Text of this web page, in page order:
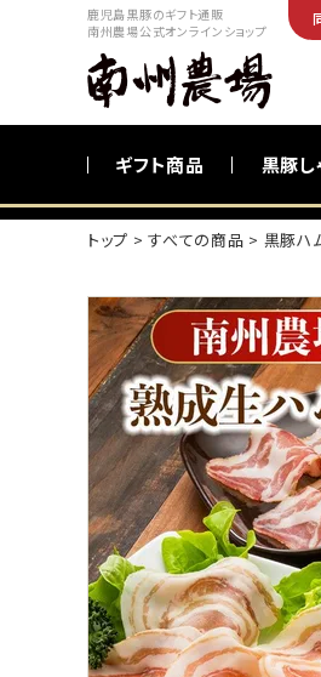
鹿児島黒豚のギフト通販
南州農場公式オンラインショップ
ギフト商品 黒豚し
トップ すべての商品 黒豚ハ